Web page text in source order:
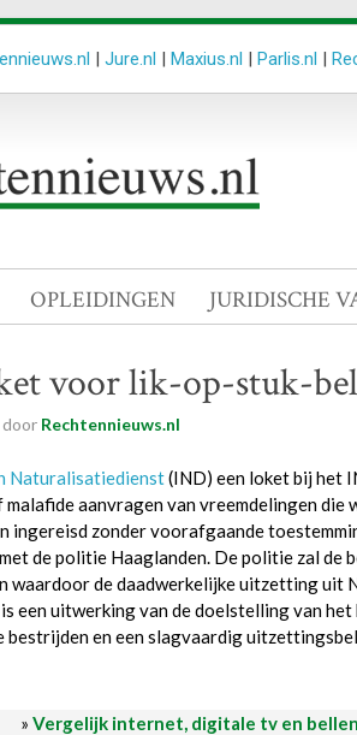
| Jure.nl | Maxius.nl | Parlis.nl |
OPLEIDINGEN JURIDISCHE
voor lik-op-stuk-
door Rechtennieuws.nl
Naturalisatiedienst(IND) een loket bij het
aanvragen van vreemdelingen die
ingereisd zonder voorafgaande
de politie Haaglanden. De politie zal
waardoor de daadwerkelijke uitzetting uit
een uitwerking van de doelstelling van
en een slagvaardig
» Vergelijk internet, digitale tv en bellen